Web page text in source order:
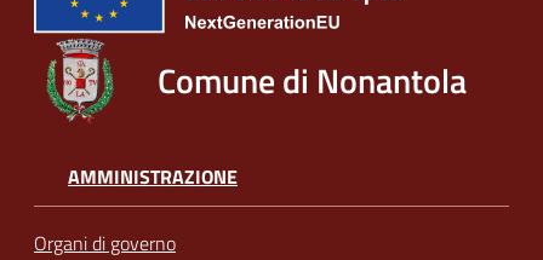
Comune di Nonantola
AMMINISTRAZIONE
Organi di governo